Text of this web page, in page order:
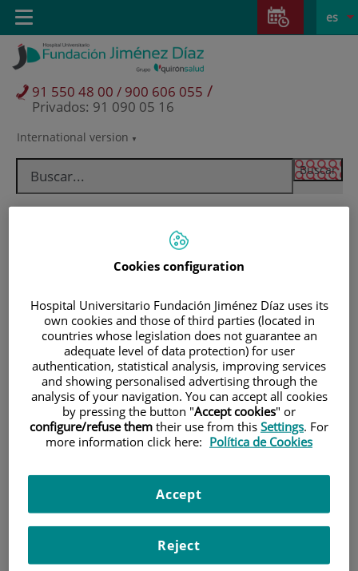
Saltar al contenido
Saltar
contenido
Selector
idioma
activo
es
International version
91 550 48 00 / 900 606 055 /
Privados: 91 090 05 16
Toggle
navigation
Pacientes y visitantes
Cookies configuration
Hospital Universitario Fundación Jiménez Díaz uses its
own cookies and those of third parties (located in
countries whose legislation does not guarantee an
adequate level of data protection) for user
authentication, statistical analysis, improving services
and showing personalised advertising through the
analysis of your navigation. You can accept all cookies
by pressing the button "Accept cookies" or
configure/refuse them their use from this Settings. For
more information click here: Política de Cookies
Reject
Accept